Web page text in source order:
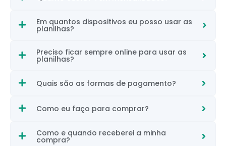
Em quantos dispositivos eu posso usar as
planilhas?
Preciso ficar sempre online para usar as
planilhas?
Quais são as formas de pagamento?
Como eu faço para comprar?
Como e quando receberei a minha
compra?